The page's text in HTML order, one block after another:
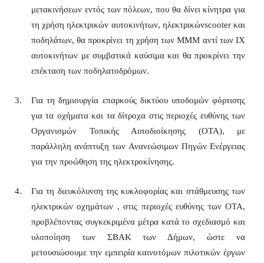
μετακινήσεων εντός των πόλεων, που θα δίνει κίνητρα για
τη χρήση ηλεκτρικών αυτοκινήτων, ηλεκτρικώνscooter και
ποδηλάτων, θα προκρίνει τη χρήση των ΜΜΜ αντί των ΙΧ
αυτοκινήτων με συμβατικά καύσιμα και θα προκρίνει την
επέκταση των ποδηλατοδρόμων.
Για τη δημιουργία επαρκούς δικτύου υποδομών φόρτισης
για τα οχήματα και τα δίτροχα στις περιοχές ευθύνης των
Οργανισμών Τοπικής Αυτοδιοίκησης (ΟΤΑ), με
παράλληλη ανάπτυξη των Ανανεώσιμων Πηγών Ενέργειας
για την προώθηση της ηλεκτροκίνησης.
Για τη διευκόλυνση της κυκλοφορίας και στάθμευσης των
ηλεκτρικών οχημάτων , στις περιοχές ευθύνης των ΟΤΑ,
προβλέποντας συγκεκριμένα μέτρα κατά το σχεδιασμό και
υλοποίηση των ΣΒΑΚ των Δήμων, ώστε να
μετουσιώσουμε την εμπειρία καινοτόμων πιλοτικών έργων